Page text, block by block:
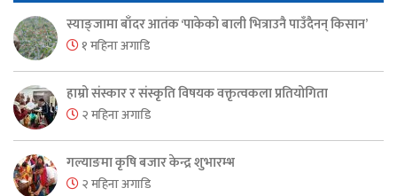
स्याङ्जामा बाँदर आतंक ‘पाकेको बाली भित्राउनै पाउँदैनन् किसान’
१ महिना अगाडि
हाम्रो संस्कार र संस्कृति विषयक वक्तृत्वकला प्रतियोगिता
२ महिना अगाडि
गल्याङमा कृषि बजार केन्द्र शुभारम्भ
२ महिना अगाडि